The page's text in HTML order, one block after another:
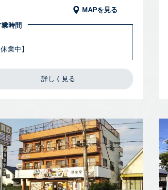
MAPを見る
時間
休業中】
詳しく見る